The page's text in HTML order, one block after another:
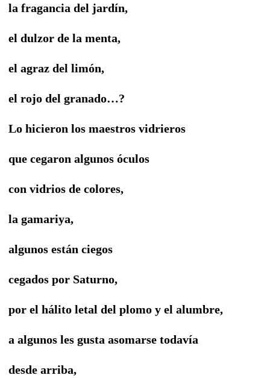
la fragancia del jardín,
el dulzor de la menta,
el agraz del limón,
el rojo del granado…?
Lo hicieron los maestros vidrieros
que cegaron algunos óculos
con vidrios de colores,
la gamariya,
algunos están ciegos
cegados por Saturno,
por el hálito letal del plomo y el alumbre,
a algunos les gusta asomarse todavía
desde arriba,